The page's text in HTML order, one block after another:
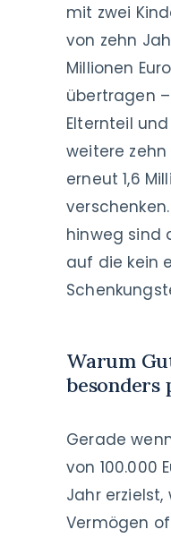
mit zwei
von zehn
Millionen
übertragen
Elternteil
weitere
erneut 1,6
hinweg sind
auf die kein
Warum
Gerade
von 100.000
Jahr
Vermögen